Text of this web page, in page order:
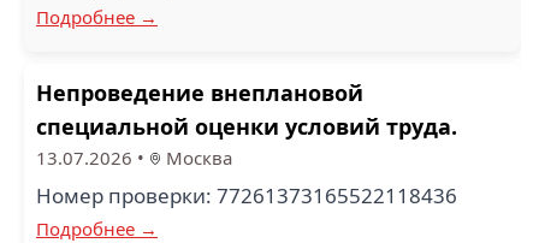
Подробнее →
Непроведение внеплановой
специальной оценки условий труда.
13.07.2026 • Москва
Номер проверки: 77261373165522118436
Подробнее →